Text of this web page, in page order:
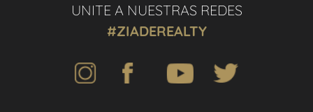
UNITE A NUESTRAS REDES
#ZIADEREALTY